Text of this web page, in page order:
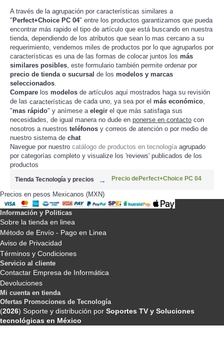
A través de la agrupación por características similares a
" Perfect+Choice PC 04" entre los productos garantizamos que pueda
encontrar más rapido el tipo de artículo que está buscando en nuestra
tienda, dependiendo de los atributos que sean lo mas cercano a su
requerimiento, vendemos miles de productos por lo que agruparlos por
características es una de las formas de colocar juntos los más
similares posibles, este formulario también permite ordenar por
precio de tienda o sucursal de los modelos y marcas
seleccionados.
Compare los modelos de artículos aquí mostrados haga su revisión
de las características de cada uno, ya sea por el más económico,
"mas rápido" y anímese a elegir el que más satisfaga sus
necesidades, de igual manera no dude en ponerse en contacto con
nosotros a nuestros teléfonos y correos de atención o por medio de
nuestro sistema de chat
Navegue por nuestro catálogo de productos en tecnología agrupado
por categorías completo y visualize los 'reviews' publicados de los
productos
Tienda Tecnología y precios Precio dePerfect+Choice PC 04
Precios en pesos Mexicanos (MXN)
Información y Politicas
Sobre la tienda en linea
Método de Envío - Pago en Linea
Aviso de Privacidad
Términos y Condiciones
Servicio al cliente
Contactar Empresa de Informática
Devoluciones
Mi cuenta en tienda
Ofertas Promociones de Tecnología
(2026) Soporte y distribución por Soportes TV y Soluciones
tecnológicas en México